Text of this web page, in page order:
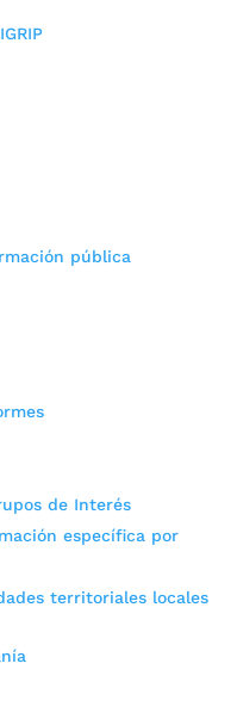
pública
de Interés
específica por
territoriales locales
con discapacidad que
2020 |Noticias
electrónico y videos
pedagógicos se
Clara Mercedes
inclusión SEB
paciencia y
parte del proceso
comunicativo,